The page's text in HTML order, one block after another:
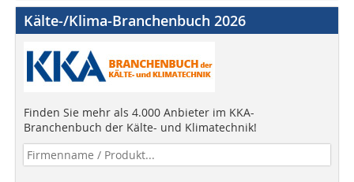
Kälte-/Klima-Branchenbuch 2026
Finden Sie mehr als 4.000 Anbieter im KKA-
Branchenbuch der Kälte- und Klimatechnik!